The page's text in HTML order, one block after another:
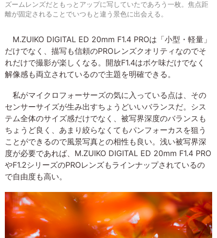
ズームレンズだともっとアップに写していたであろう一枚。焦点距
離が固定されることでいつもと違う景色に出会える。
M.ZUIKO DIGITAL ED 20mm F1.4 PROは「小型・軽量」
だけでなく、描写も信頼のPROレンズクオリティなのでそ
れだけで撮影が楽しくなる。開放F1.4はボケ味だけでなく
解像感も両立されているので主題を明確できる。
私がマイクロフォーサーズの気に入っている点は、その
センサーサイズが生み出すちょうどいいバランスだ。シス
テム全体のサイズ感だけでなく、被写界深度のバランスも
ちょうど良く、あまり絞らなくてもパンフォーカスを狙う
ことができるので風景写真との相性も良い。浅い被写界深
度が必要であれば、M.ZUIKO DIGITAL ED 20mm F1.4 PRO
やF1.2シリーズのPROレンズもラインナップされているの
で自由度も高い。